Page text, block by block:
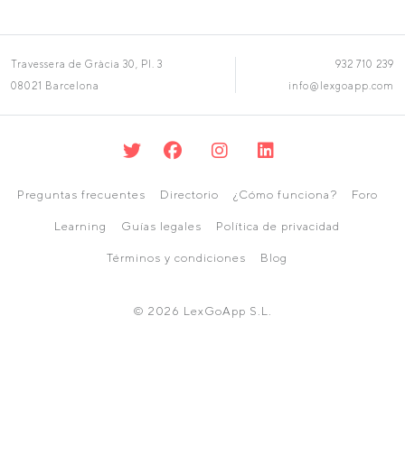
Travessera de Gràcia 30, Pl. 3
08021 Barcelona
932 710 239
info@lexgoapp.com
Preguntas frecuentes Directorio ¿Cómo funciona? Foro
Learning Guías legales Política de privacidad
Términos y condiciones Blog
© 2026 LexGoApp S.L.